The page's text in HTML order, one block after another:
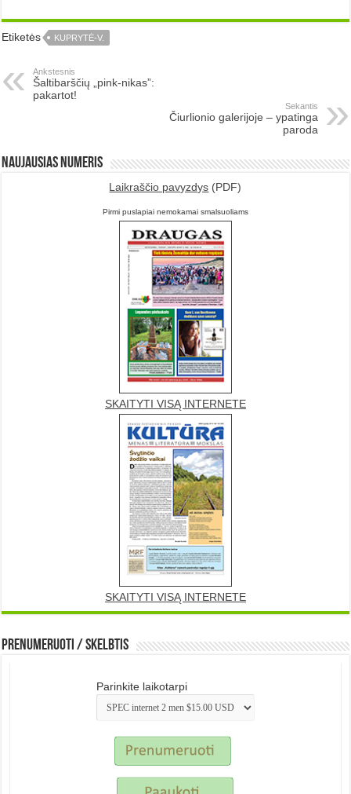
Etiketės KUPRYTĖ-V.
Ankstesnis
Šaltibarščių „pink-nikas”:
pakartot!
Sekantis
Čiurlionio galerijoje – ypatinga
paroda
Naujausias numeris
Laikraščio pavyzdys (PDF)
Pirmi puslapiai nemokamai smalsuoliams
SKAITYTI VISĄ INTERNETE
SKAITYTI VISĄ INTERNETE
Prenumeruoti / Skelbtis
Parinkite laikotarpi